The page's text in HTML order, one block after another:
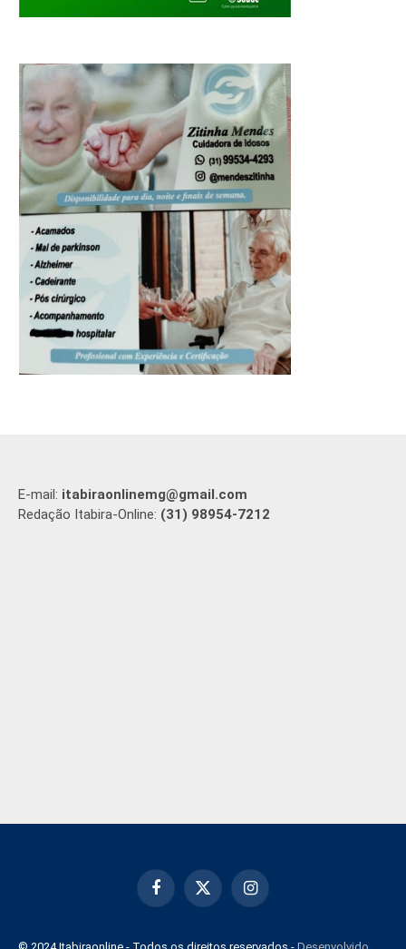
E-mail: itabiraonlinemg@gmail.com
Redação Itabira-Online: (31) 98954-7212
Facebook
X
Instagram